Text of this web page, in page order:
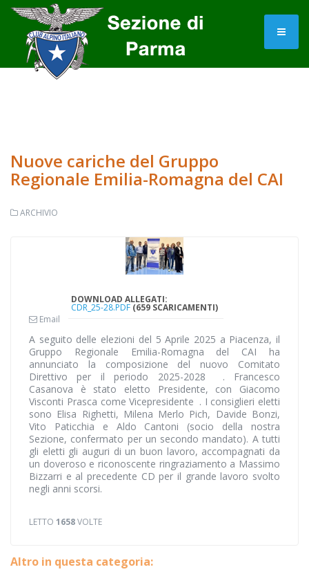
Nuove cariche del Gruppo
Regionale Emilia-Romagna del CAI
ARCHIVIO
Email
DOWNLOAD ALLEGATI:
CDR_25-28.PDF (659 SCARICAMENTI)
A seguito delle elezioni del 5 Aprile 2025 a Piacenza, il
Gruppo Regionale Emilia-Romagna del CAI ha
annunciato la composizione del nuovo Comitato
Direttivo per il periodo 2025-2028
. Francesco
Casanova è stato eletto Presidente, con Giacomo
Visconti Prasca come Vicepresidente . I consiglieri eletti
sono Elisa Righetti, Milena Merlo Pich, Davide Bonzi,
Vito Paticchia e Aldo Cantoni (socio della nostra
Sezione, confermato per un secondo mandato). A tutti
gli eletti gli auguri di un buon lavoro, accompagnati da
un doveroso e riconoscente ringraziamento a Massimo
Bizzarri e al precedente CD per il grande lavoro svolto
negli anni scorsi.
LETTO 1658VOLTE
Altro in questa categoria: